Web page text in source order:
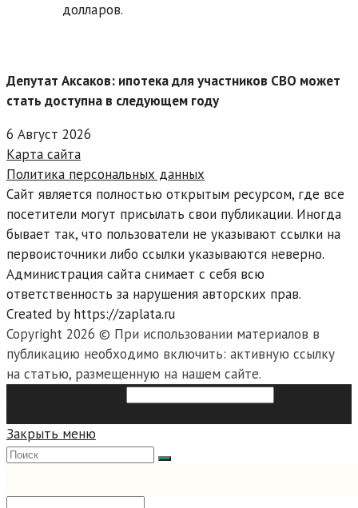
долларов.
Депутат Аксаков: ипотека для участников СВО может
стать доступна в следующем году
6 Август 2026
Карта сайта
Политика персональных данных
Сайт является полностью открытым ресурсом, где все
посетители могут присылать свои публикации. Иногда
бывает так, что пользователи не указывают ссылки на
первоисточники либо ссылки указываются неверно.
Администрация сайта снимает с себя всю
ответственность за нарушения авторских прав.
Created by https://zaplata.ru
Copyright 2026 © При использовании материалов в
публикацию необходимо включить: активную ссылку
на статью, размещенную на нашем сайте.
Закрыть меню